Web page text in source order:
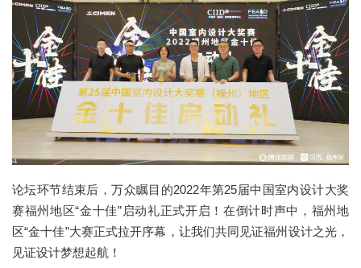
论坛环节结束后，万众瞩目的2022年第25届中国室内设计大奖
赛福州地区“金十佳”启动礼正式开启！在倒计时声中，福州地
区“金十佳”大赛正式拉开序幕，让我们共同见证福州设计之光，
见证设计梦想起航！